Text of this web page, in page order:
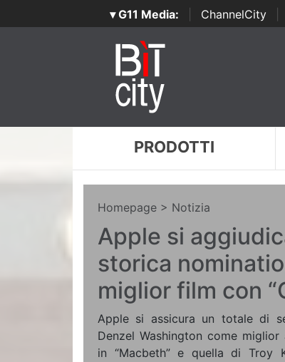
▾ G11 Media: ChannelCity
PRODOTTI
Homepage > Notizia
Apple si
storica
miglior film con
Apple si assicura un totale di
Denzel Washington come
in “Macbeth” e quella di Troy